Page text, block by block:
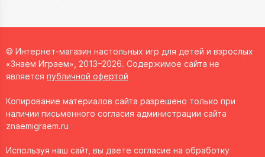
© Интернет-магазин настольных игр для детей и взрослых
«Знаем Играем», 2013–2026. Содержимое сайта не
является публичной офертой
Копирование материалов сайта разрешено только при
наличии письменного согласия администрации сайта
znaemigraem.ru
Используя наш сайт, вы даете согласие на обработку